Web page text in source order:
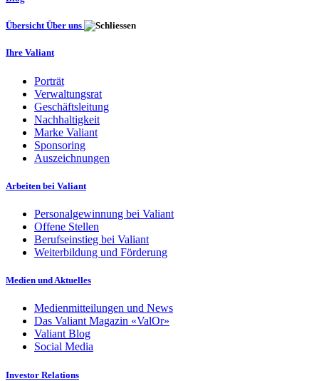
Übersicht Über uns
Ihre Valiant
Porträt
Verwaltungsrat
Geschäftsleitung
Nachhaltigkeit
Marke Valiant
Sponsoring
Auszeichnungen
Arbeiten bei Valiant
Personalgewinnung bei Valiant
Offene Stellen
Berufseinstieg bei Valiant
Weiterbildung und Förderung
Medien und Aktuelles
Medienmitteilungen und News
Das Valiant Magazin «ValOr»
Valiant Blog
Social Media
Investor Relations